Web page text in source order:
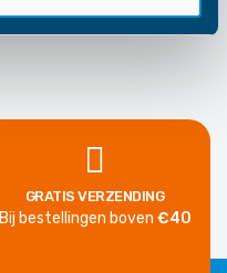
GRATIS VERZENDING
Bij bestellingen boven €40